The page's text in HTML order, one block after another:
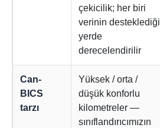
çekicilik; her biri
verinin desteklediği
yerde
derecelendirilir
Can-
BICS
tarzı
Yüksek / orta /
düşük konforlu
kilometreler —
sınıflandırıcımızın